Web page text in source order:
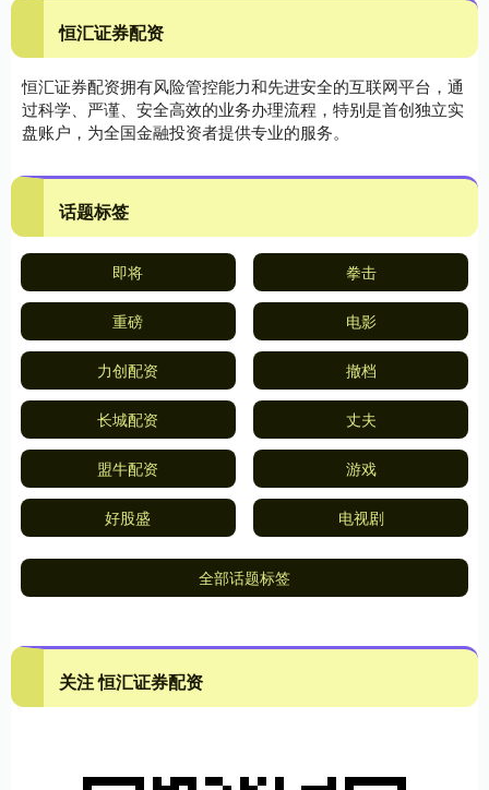
恒汇证券配资
恒汇证券配资拥有风险管控能力和先进安全的互联网平台，通
过科学、严谨、安全高效的业务办理流程，特别是首创独立实
盘账户，为全国金融投资者提供专业的服务。
话题标签
即将 拳击
重磅 电影
力创配资 撤档
长城配资 丈夫
盟牛配资 游戏
好股盛 电视剧
全部话题标签
关注 恒汇证券配资